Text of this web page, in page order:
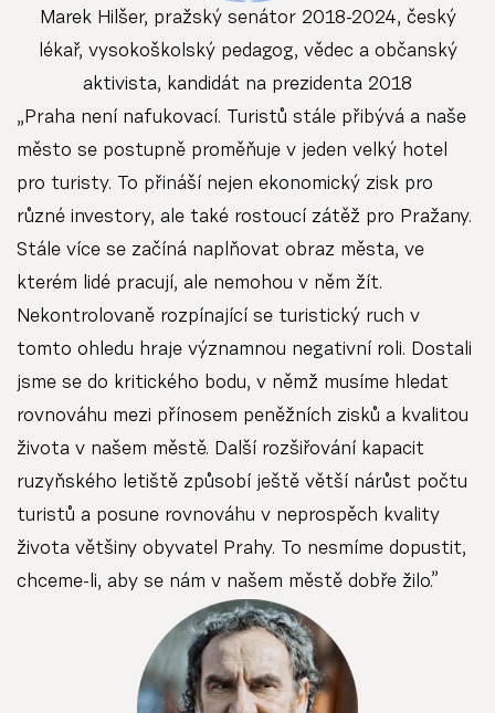
Marek Hilšer, pražský senátor 2018-2024, český
lékař, vysokoškolský pedagog, vědec a občanský
aktivista, kandidát na prezidenta 2018
„Praha není nafukovací. Turistů stále přibývá a naše
město se postupně proměňuje v jeden velký hotel
pro turisty. To přináší nejen ekonomický zisk pro
různé investory, ale také rostoucí zátěž pro Pražany.
Stále více se začíná naplňovat obraz města, ve
kterém lidé pracují, ale nemohou v něm žít.
Nekontrolovaně rozpínající se turistický ruch v
tomto ohledu hraje významnou negativní roli. Dostali
jsme se do kritického bodu, v němž musíme hledat
rovnováhu mezi přínosem peněžních zisků a kvalitou
života v našem městě. Další rozšiřování kapacit
ruzyňského letiště způsobí ještě větší nárůst počtu
turistů a posune rovnováhu v neprospěch kvality
života většiny obyvatel Prahy. To nesmíme dopustit,
chceme-li, aby se nám v našem městě dobře žilo.”